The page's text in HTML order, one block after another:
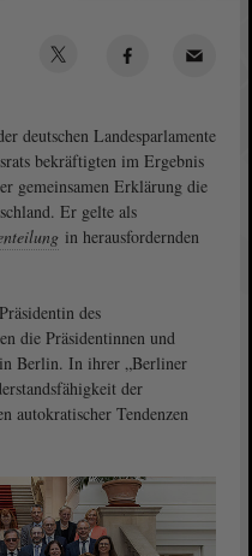
deutschen Landesparlamente
bekräftigten im Ergebnis
gemeinsamen Erklärung die
Er gelte als
in herausfordernden
des
die Präsidentinnen und
Berlin. In ihrer „Berliner
der
autokratischer Tendenzen